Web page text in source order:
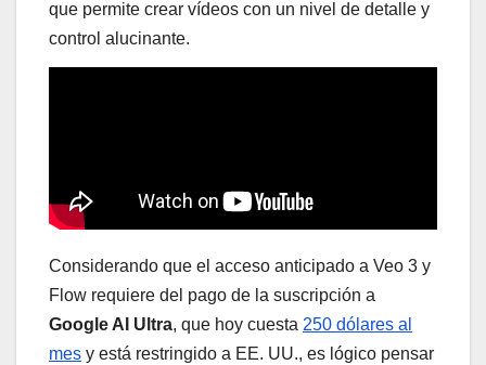
que permite crear vídeos con un nivel de detalle y
control alucinante.
Considerando que el acceso anticipado a Veo 3 y
Flow requiere del pago de la suscripción a
Google AI Ultra, que hoy cuesta 250 dólares al
mes y está restringido a EE. UU., es lógico pensar